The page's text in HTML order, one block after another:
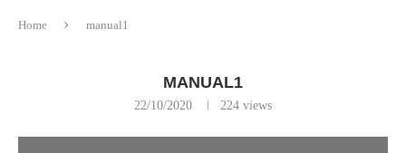
Home manual1
MANUAL1
22/10/2020 224 views